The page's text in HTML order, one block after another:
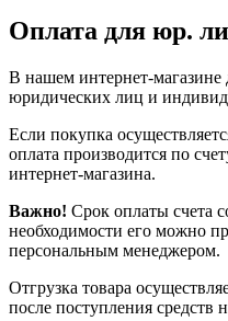
Оплата для юр.
В нашем интернет-магазине
юридических лиц и
Если покупка
оплата производится по
интернет-магазина.
Важно! Срок оплаты счета
необходимости его можно
персональным менеджером.
Отгрузка товара
после поступления средств